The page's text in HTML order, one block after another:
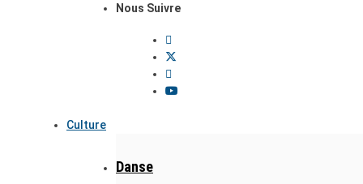
Nous Suivre
Culture
Danse